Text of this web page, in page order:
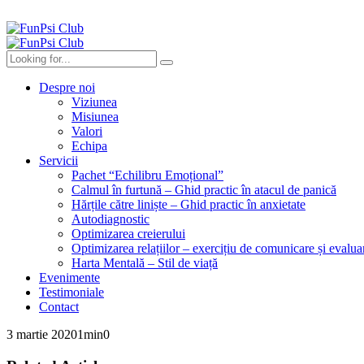
Despre noi
Viziunea
Misiunea
Valori
Echipa
Servicii
Pachet “Echilibru Emoțional”
Calmul în furtună – Ghid practic în atacul de panică
Hărțile către liniște – Ghid practic în anxietate
Autodiagnostic
Optimizarea creierului
Optimizarea relațiilor – exercițiu de comunicare și
Harta Mentală – Stil de viață
Evenimente
Testimoniale
Contact
3 martie 20201min0